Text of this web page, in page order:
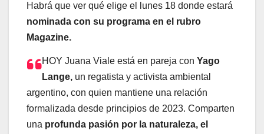
Habrá que ver qué elige el lunes 18 donde estará
nominada con su programa en el rubro
Magazine.
HOY Juana Viale está en pareja con Yago
Lange, un regatista y activista ambiental
argentino, con quien mantiene una relación
formalizada desde principios de 2023. Comparten
una profunda pasión por la naturaleza, el